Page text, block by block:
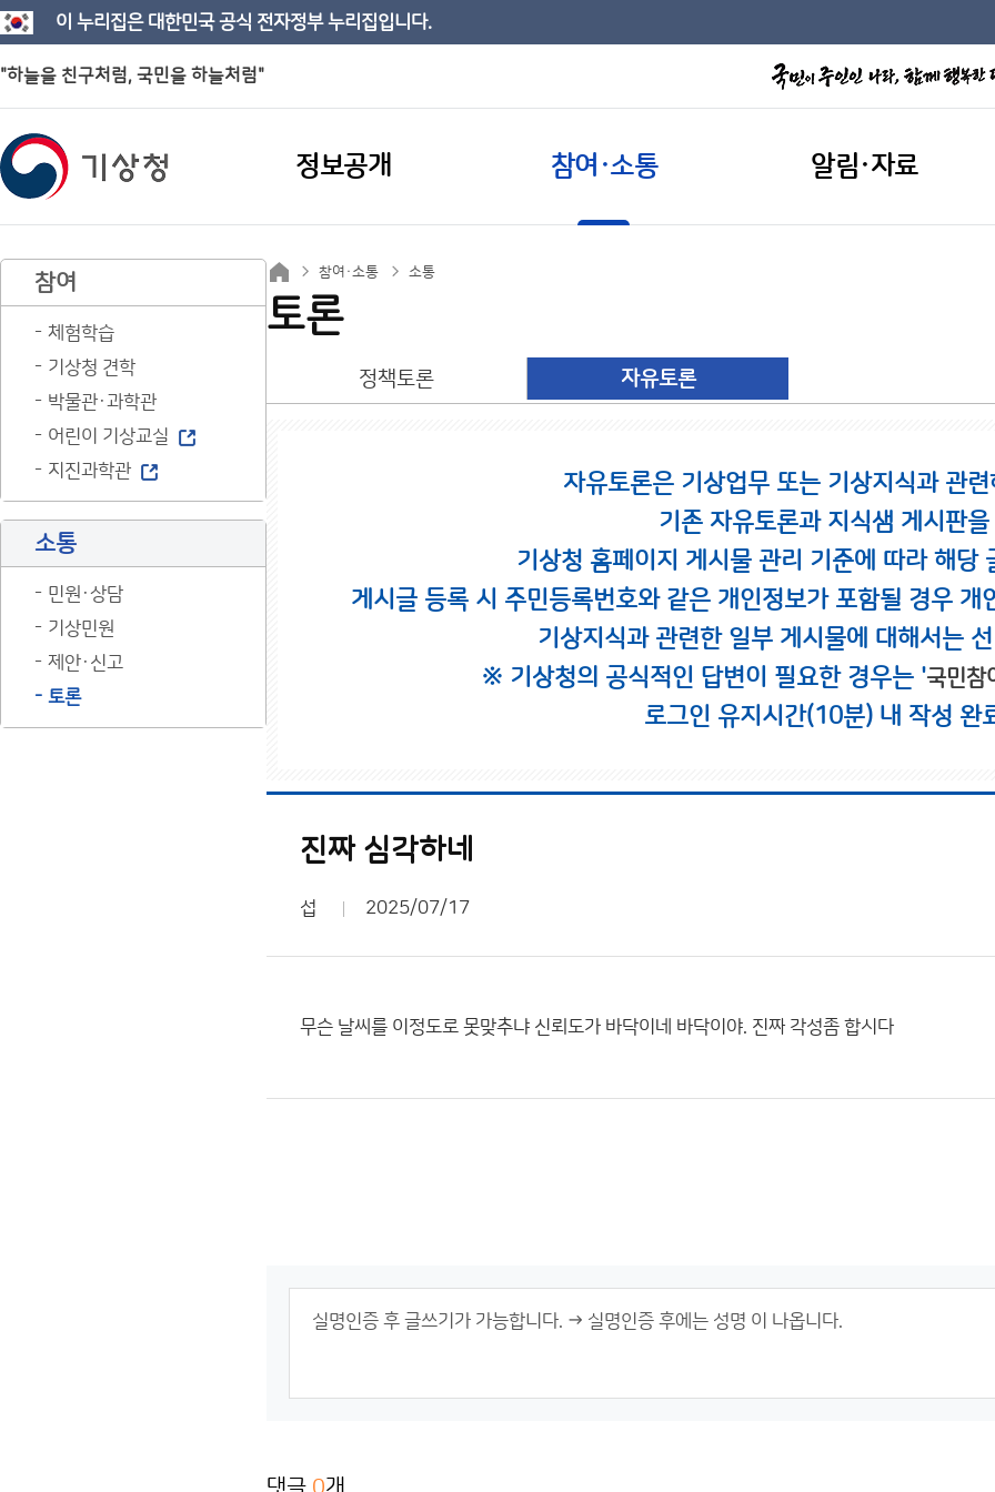
이 누리집은 대한민국 공식 전자정부 누리집입니다.
"하늘을 친구처럼, 국민을 하늘처럼"
정보공개 참여·소통 알림·자료
참여
체험학습
기상청 견학
박물관·과학관
어린이 기상교실
지진과학관
소통
민원·상담
기상민원
제안·신고
토론
참여·소통 소통
토론
정책토론 자유토론
자유토론은 기상업무 또는 기상지식과 관
기존 자유토론과 지식샘 게시판
기상청 홈페이지 게시물 관리 기준에 따라 해당
게시글 등록 시 주민등록번호와 같은 개인정보가 포함될 경우
기상지식과 관련한 일부 게시물에 대해서는
※ 기상청의 공식적인 답변이 필요한 경우는 '국민참
로그인 유지시간(10분) 내 작성 완
진짜 심각하네
섭 2025/07/17
무슨 날씨를 이정도로 못맞추냐 신뢰도가 바닥이네 바닥이야. 진짜 각성좀 합시다